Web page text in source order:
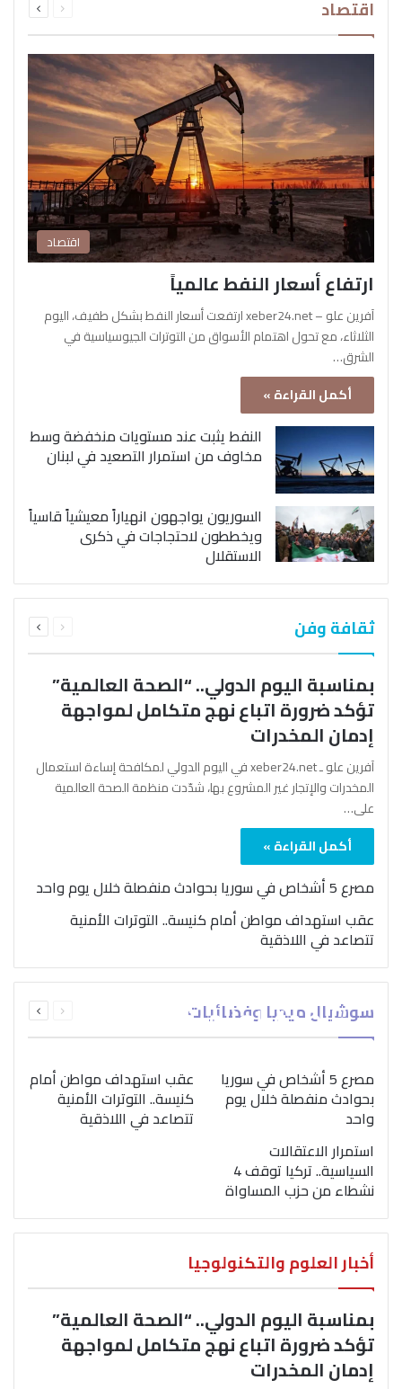
اقتصاد الصفحةالصفحة
اقتصاد
ارتفاع أسعار النفط عالمياً
آفرين علو – xeber24.net ارتفعت أسعار النفط بشكل طفيف، اليوم
الثلاثاء، مع تحول اهتمام الأسواق من التوترات الجيوسياسية في
الشرق…
أكمل القراءة »
النفط يثبت عند مستويات منخفضة وسط
مخاوف من استمرار التصعيد في لبنان
السوريون يواجهون انهياراً معيشياً قاسياً
ويخططون لاحتجاجات في ذكرى
الاستقلال
ثقافة وفن الصفحةالصفحة
بمناسبة اليوم الدولي.. “الصحة العالمية”
تؤكد ضرورة اتباع نهج متكامل لمواجهة
إدمان المخدرات
آفرين علو ـ xeber24.net في اليوم الدولي لمكافحة إساءة استعمال
المخدرات والإتجار غير المشروع بها، شدّدت منظمة الصحة العالمية
على…
أكمل القراءة »
مصرع 5 أشخاص في سوريا بحوادث منفصلة خلال يوم واحد
عقب استهداف مواطن أمام كنيسة.. التوترات الأمنية
تتصاعد في اللاذقية
سوشيال ميديا وفضائيات الصفحةالصفحة
بمناسبة اليوم الدولي..
“الصحة العالمية” تؤكد
ضرورة اتباع نهج متكامل
لمواجهة إدمان المخدرات
مصرع 5 أشخاص في سوريا
بحوادث منفصلة خلال يوم
واحد
عقب استهداف مواطن أمام
كنيسة.. التوترات الأمنية
تتصاعد في اللاذقية
استمرار الاعتقالات
السياسية.. تركيا توقف 4
نشطاء من حزب المساواة
أخبار العلوم والتكنولوجيا
بمناسبة اليوم الدولي.. “الصحة العالمية”
تؤكد ضرورة اتباع نهج متكامل لمواجهة
إدمان المخدرات